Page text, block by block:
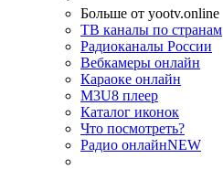
Больше от yootv.online
ТВ каналы по странам
Радиоканалы России
Вебкамеры онлайн
Караоке онлайн
M3U8 плеер
Каталог иконок
Что посмотреть?
Радио онлайнNEW